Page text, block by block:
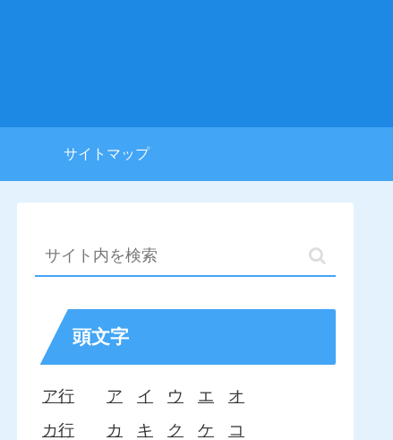
サイトマップ
頭文字
ア行 ア イ ウ エ
オ
カ行
カ キ ク ケ
コ